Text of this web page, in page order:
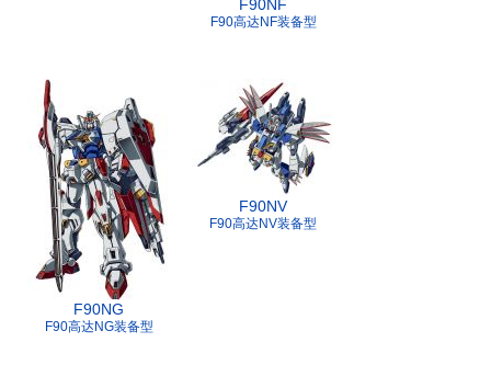
F90NF
F90高达NF装备型
F90NG
F90高达NG装备型
F90NV
F90高达NV装备型